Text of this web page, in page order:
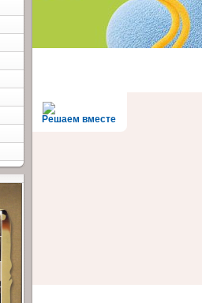
Решаем вместе